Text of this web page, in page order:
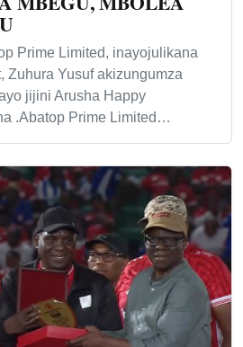
Prime Limited, inayojulikana
Zuhura Yusuf akizungumza
jijini Arusha Happy
.Abatop Prime Limited…